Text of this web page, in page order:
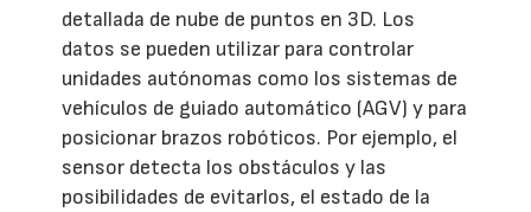
detallada de nube de puntos en 3D. Los
datos se pueden utilizar para controlar
unidades autónomas como los sistemas de
vehículos de guiado automático (AGV) y para
posicionar brazos robóticos. Por ejemplo, el
sensor detecta los obstáculos y las
posibilidades de evitarlos, el estado de la